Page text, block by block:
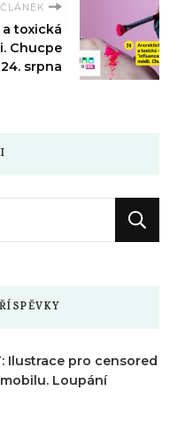
toxická
Chucpe
srpna
Ilustrace pro censored
Loupání